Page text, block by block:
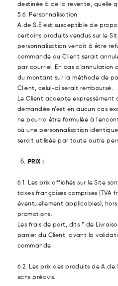
destinée à de la revente, quelle
5.6. Personnalisation
A.de.S.E est susceptible de
certains produits vendus sur le
personnalisation venait à être
commande du Client serait
par courriel. En cas d’annulation
du montant sur la méthode de
Client, celui-ci serait remboursé.
Le Client accepte expressément
demandée n’est en aucun cas
ne pourra être formulée à
où une personnalisation
serait utilisée par toute autre
PRIX :
6.1. Les prix affichés sur le Site
taxes françaises comprises (TVA
éventuellement applicables),
promotions.
Les frais de port, dits “ de
panier du Client, avant la
commande.
6.2. Les prix des produits de
sans préavis.